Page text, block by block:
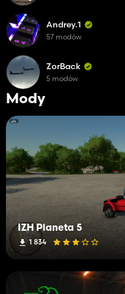
Mody
IZH Planeta 5
1 834
Andrey.1
57 modów
ZorBack
5 modów